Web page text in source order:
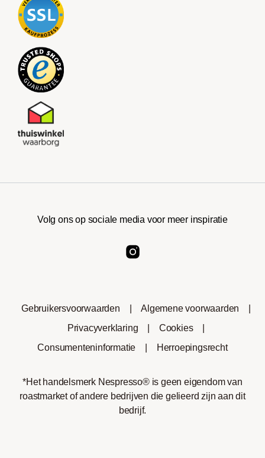
Volg ons op sociale media voor meer inspiratie
Gebruikersvoorwaarden Algemene voorwaarden
Privacyverklaring
Cookies
Consumenteninformatie
Herroepingsrecht
*Het handelsmerk Nespresso® is geen eigendom van
roastmarket of andere bedrijven die gelieerd zijn aan dit
bedrijf.